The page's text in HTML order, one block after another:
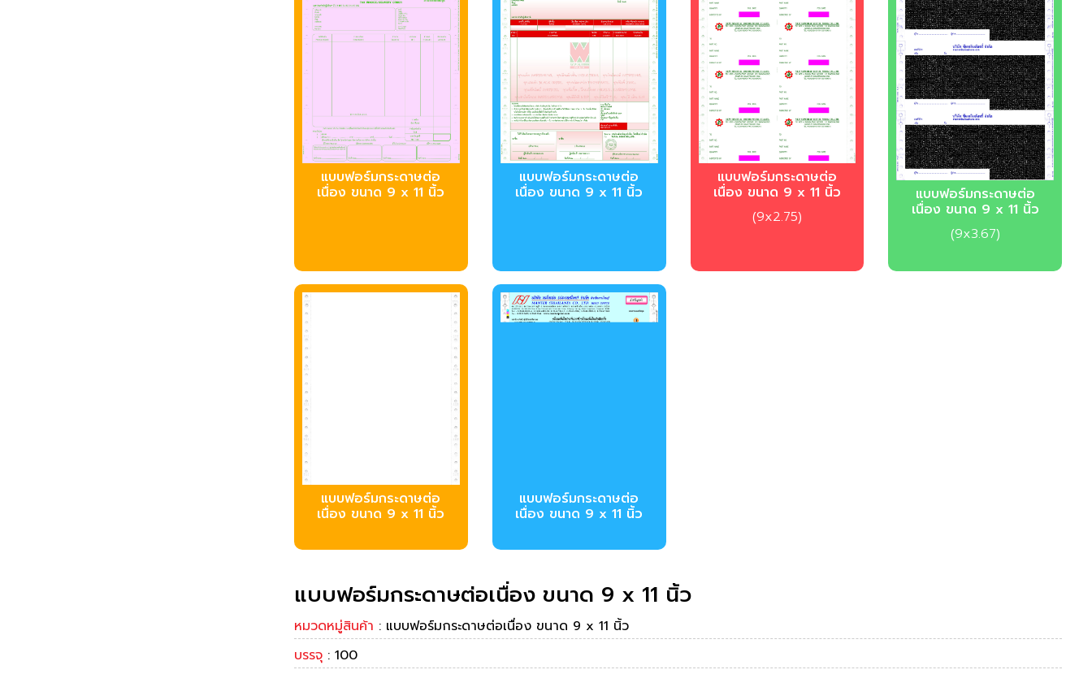
บบฟอร์มกระดาษต่อ
เนื่อง ขนาด 9 x 11 นิ้ว
บบฟอร์มกระดาษต่อ
เนื่อง ขนาด 9 x 11 นิ้ว
บบฟอร์มกระดาษต่อ
เนื่อง ขนาด 9 x 11 นิ้ว
(9x2.75)
บบฟอร์มกระดาษต่อ
เนื่อง ขนาด 9 x 11 นิ้ว
(9x3.67)
บบฟอร์มกระดาษต่อ
เนื่อง ขนาด 9 x 11 นิ้ว
บบฟอร์มกระดาษต่อ
เนื่อง ขนาด 9 x 11 นิ้ว
บบฟอร์มกระดาษต่อเนื่อง ขนาด 9 x 11 นิ้ว
หมวดหมู่สินค้า : แบบฟอร์มกระดาษต่อเนื่อง ขนาด 9 x 11 นิ้ว
บรรจุ : 100